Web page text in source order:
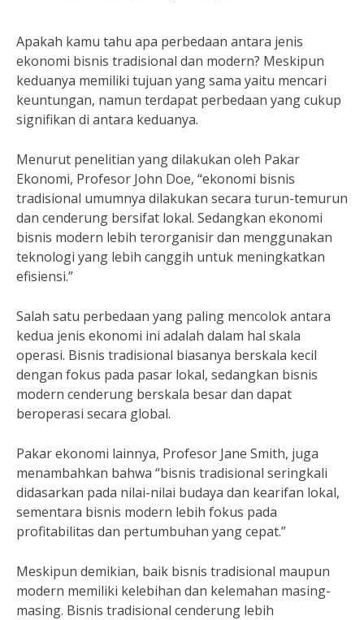
Apakah kamu tahu apa perbedaan antara jenis
ekonomi bisnis tradisional dan modern? Meskipun
keduanya memiliki tujuan yang sama yaitu mencari
keuntungan, namun terdapat perbedaan yang cukup
signifikan di antara keduanya.
Menurut penelitian yang dilakukan oleh Pakar
Ekonomi, Profesor John Doe, “ekonomi bisnis
tradisional umumnya dilakukan secara turun-temurun
dan cenderung bersifat lokal. Sedangkan ekonomi
bisnis modern lebih terorganisir dan menggunakan
teknologi yang lebih canggih untuk meningkatkan
efisiensi.”
Salah satu perbedaan yang paling mencolok antara
kedua jenis ekonomi ini adalah dalam hal skala
operasi. Bisnis tradisional biasanya berskala kecil
dengan fokus pada pasar lokal, sedangkan bisnis
modern cenderung berskala besar dan dapat
beroperasi secara global.
Pakar ekonomi lainnya, Profesor Jane Smith, juga
menambahkan bahwa “bisnis tradisional seringkali
didasarkan pada nilai-nilai budaya dan kearifan lokal,
sementara bisnis modern lebih fokus pada
profitabilitas dan pertumbuhan yang cepat.”
Meskipun demikian, baik bisnis tradisional maupun
modern memiliki kelebihan dan kelemahan masing-
masing. Bisnis tradisional cenderung lebih